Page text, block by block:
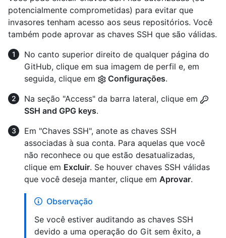
potencialmente comprometidas) para evitar que
invasores tenham acesso aos seus repositórios. Você
também pode aprovar as chaves SSH que são válidas.
No canto superior direito de qualquer página do
GitHub, clique em sua imagem de perfil e, em
seguida, clique em
Configurações.
Na seção "Access" da barra lateral, clique em
SSH and GPG keys.
Em "Chaves SSH", anote as chaves SSH
associadas à sua conta. Para aquelas que você
não reconhece ou que estão desatualizadas,
clique em Excluir. Se houver chaves SSH válidas
que você deseja manter, clique em Aprovar.
Observação
Se você estiver auditando as chaves SSH
devido a uma operação do Git sem êxito, a